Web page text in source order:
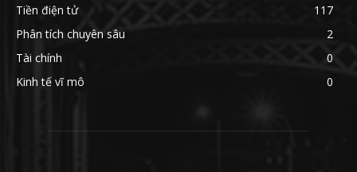
Tiền điện tử
117
Phân tích chuyên sâu
2
Tài chính
0
Kinh tế vĩ mô
0